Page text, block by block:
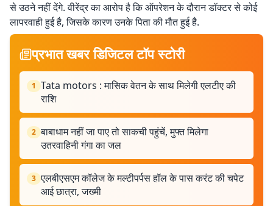
से उठने नहीं देंगे. वीरेंद्र का आरोप है कि ऑपरेशन के दौरान डॉक्टर से कोई
लापरवाही हुई है, जिसके कारण उनके पिता की मौत हुई है.
प्रभात खबर डिजिटल टॉप स्टोरी
1 Tata motors : मासिक वेतन के साथ मिलेगी एलटीए की
राशि
2 बाबाधाम नहीं जा पाए तो साकची पहुंचें, मुफ्त मिलेगा
उतरवाहिनी गंगा का जल
3 एलबीएसएम कॉलेज के मल्टीपर्पस हॉल के पास करंट की चपेट
आई छात्रा, जख्मी